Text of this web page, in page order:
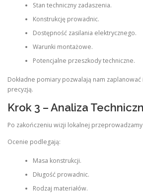
Stan techniczny zadaszenia.
Konstrukcję prowadnic.
Dostępność zasilania elektrycznego.
Warunki montażowe.
Potencjalne przeszkody techniczne.
Dokładne pomiary pozwalają nam zaplanować
precyzją.
Krok 3 – Analiza
Po zakończeniu wizji lokalnej przeprowadzamy
Ocenie podlegają:
Masa konstrukcji.
Długość prowadnic.
Rodzaj materiałów.